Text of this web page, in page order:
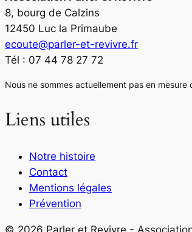
8, bourg de Calzins
12450 Luc la Primaube
ecoute@parler-et-revivre.fr
Tél : 07 44 78 27 72
Nous ne sommes actuellement pas en
Liens utiles
Notre histoire
Contact
Mentions légales
Prévention